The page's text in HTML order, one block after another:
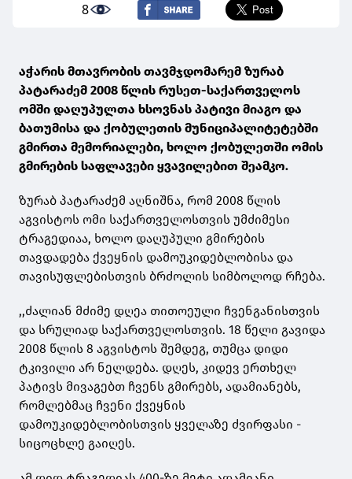
8
აჭარის მთავრობის თავმჯდომარემ ზურაბ
პატარაძემ 2008 წლის რუსეთ-საქართველოს
ომში დაღუპულთა ხსოვნას პატივი მიაგო და
ბათუმისა და ქობულეთის მუნიციპალიტეტებში
გმირთა მემორიალები, ხოლო ქობულეთში ომის
გმირების საფლავები ყვავილებით შეამკო.
ზურაბ პატარაძემ აღნიშნა, რომ 2008 წლის
აგვისტოს ომი საქართველოსთვის უმძიმესი
ტრაგედიაა, ხოლო დაღუპული გმირების
თავდადება ქვეყნის დამოუკიდებლობისა და
თავისუფლებისთვის ბრძოლის სიმბოლოდ რჩება.
,,ძალიან მძიმე დღეა თითოეული ჩვენგანისთვის
და სრულიად საქართველოსთვის. 18 წელი გავიდა
2008 წლის 8 აგვისტოს შემდეგ, თუმცა დიდი
ტკივილი არ ნელდება. დღეს, კიდევ ერთხელ
პატივს მივაგებთ ჩვენს გმირებს, ადამიანებს,
რომლებმაც ჩვენი ქვეყნის
დამოუკიდებლობისთვის ყველაზე ძვირფასი -
სიცოცხლე გაიღეს.